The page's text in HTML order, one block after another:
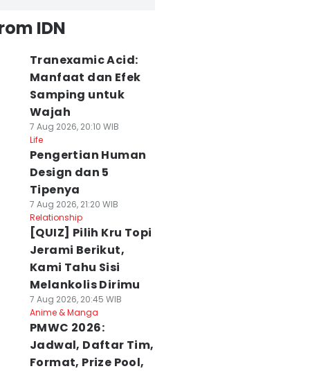
IDN
Tranexamic Acid:
Manfaat dan Efek
Samping untuk
Wajah
7 Aug 2026, 20:10 WIB
Life
Pengertian Human
Design dan 5
Tipenya
7 Aug 2026, 21:20 WIB
Relationship
[QUIZ] Pilih Kru Topi
Jerami Berikut,
Kami Tahu Sisi
Melankolis Dirimu
7 Aug 2026, 20:45 WIB
Anime & Manga
PMWC 2026:
Jadwal, Daftar Tim,
Format, Prize Pool,